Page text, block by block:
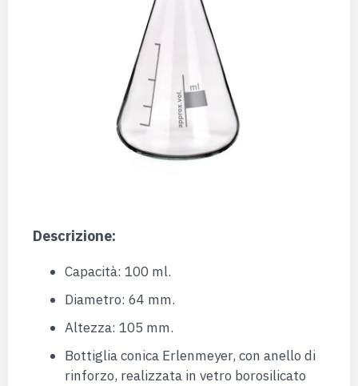
Descrizione:
Capacità: 100 ml.
Diametro: 64 mm.
Altezza: 105 mm.
Bottiglia conica Erlenmeyer, con anello di
rinforzo, realizzata in vetro borosilicato